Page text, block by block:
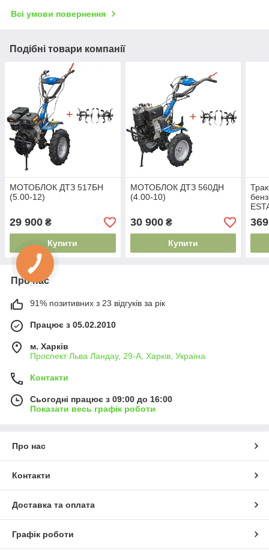
Всі умови повернення
Подібні товари компанії
МОТОБЛОК ДТЗ 517БН
(5.00-12)
29 900 ₴
Купити
МОТОБЛОК ДТЗ 560ДН
(4.00-10)
30 900₴
Купити
Про нас
91% позитивних з 23 відгуків за рік
Працює з 05.02.2010
м. Харків
Проспект Льва Ландау, 29-А, Харків, Україна
Контакти
Сьогодні працює з 09:00 до 16:00
Показати весь графік роботи
Про нас
Контакти
Доставка та оплата
Графік роботи